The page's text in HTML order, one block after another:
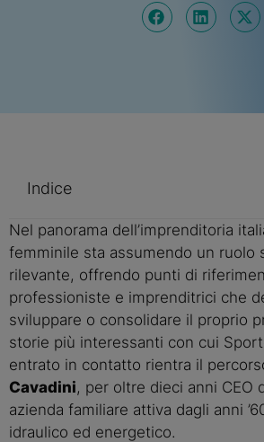
Indice
Nel panorama dell’imprenditoria
femminile sta assumendo un ruolo
rilevante, offrendo punti di
professioniste e imprenditrici che
sviluppare o consolidare il proprio
storie più interessanti con cui
entrato in contatto rientra il
Cavadini, per oltre dieci anni CEO
azienda familiare attiva dagli anni
idraulico ed energetico.